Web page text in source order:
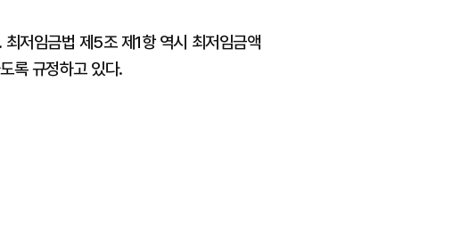
저임금법 제5조 제1항 역시 최저임금액
록 규정하고 있다.